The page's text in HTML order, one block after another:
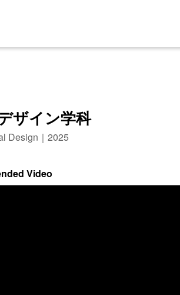
ザイン学科
Design｜2025
Video